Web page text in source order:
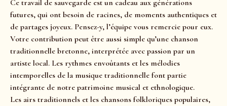
Ce travail de sauvegarde est un cadeau aux générations
futures, qui ont besoin de racines, de moments authentiques et
de partages joyeux. Pensez-y, l’équipe vous remercie pour eux.
Votre contribution peut être aussi simple qu’une chanson
traditionnelle bretonne, interprétée avec passion par un
artiste local. Les rythmes envoûtants et les mélodies
intemporelles de la musique traditionnelle font partie
intégrante de notre patrimoine musical et ethnologique.
Les airs traditionnels et les chansons folkloriques populaires,